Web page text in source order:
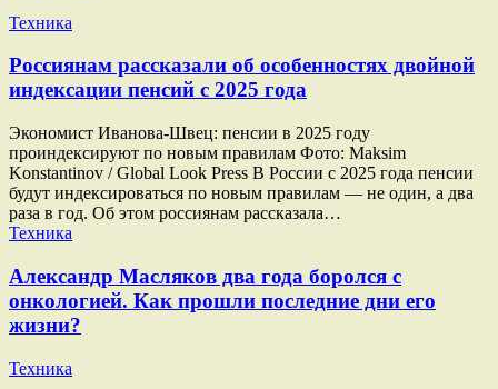
Техника
Россиянам рассказали об особенностях двойной
индексации пенсий с 2025 года
Экономист Иванова-Швец: пенсии в 2025 году
проиндексируют по новым правилам Фото: Maksim
Konstantinov / Global Look Press В России с 2025 года пенсии
будут индексироваться по новым правилам — не один, а два
раза в год. Об этом россиянам рассказала…
Техника
Александр Масляков два года боролся с
онкологией. Как прошли последние дни его
жизни?
Техника